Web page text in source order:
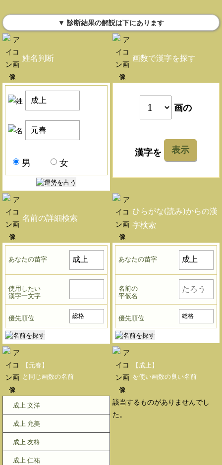
▼ 診断結果の解説は下にあります
姓名判断
男 女
画数で漢字を探す
画の
漢字を 表示
名前の詳細検索
あなたの苗字
使用したい
漢字一文字
優先順位
ひらがな(読み)からの漢
字検索
あなたの苗字
名前の
平仮名
優先順位
【元春】
と同じ画数の名前
成上 文洋
成上 允美
成上 友柊
成上 仁祐
【成上】
を使い画数の良い名前
該当するものがありませんでし
た。